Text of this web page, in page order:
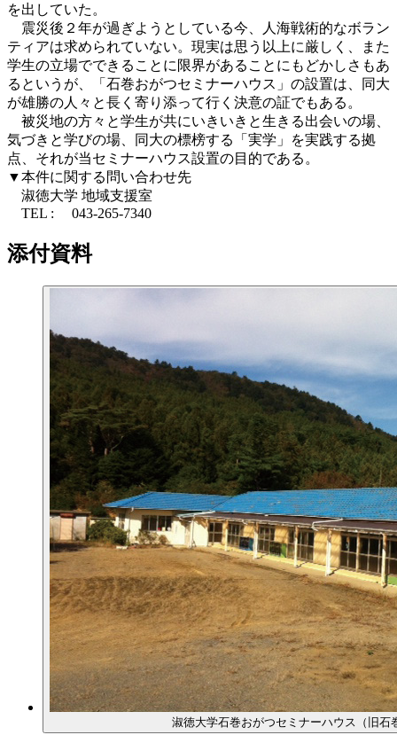
を出していた。
震災後２年が過ぎようとしている今、人海戦術的なボラン
ティアは求められていない。現実は思う以上に厳しく、また
学生の立場でできることに限界があることにもどかしさもあ
るというが、「石巻おがつセミナーハウス」の設置は、同大
が雄勝の人々と長く寄り添って行く決意の証でもある。
被災地の方々と学生が共にいきいきと生きる出会いの場、
気づきと学びの場、同大の標榜する「実学」を実践する拠
点、それが当セミナーハウス設置の目的である。
▼本件に関する問い合わせ先
淑徳大学 地域支援室
TEL : 043-265-7340
添付資料
淑徳大学石巻おがつセミナーハウス（旧石